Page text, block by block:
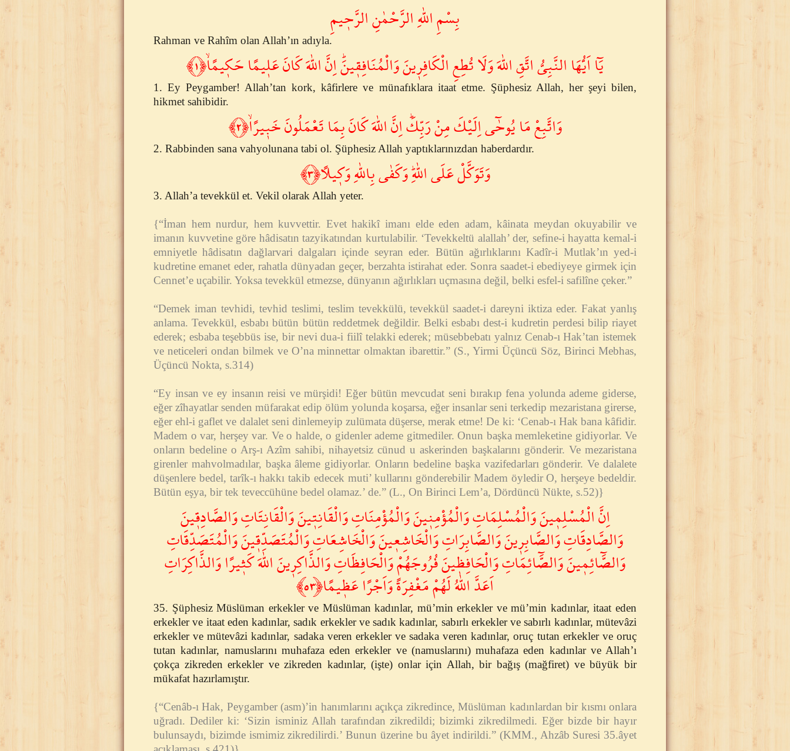
بِسْمِ اللّٰهِ الرَّحْمٰنِ الرَّح۪يمِ
Rahman ve Rahîm olan Allah’ın adıyla.
يَٓا اَيُّهَا النَّبِىُّ اتَّقِ اللّٰهَ وَلَا تُطِعِ الْكَافِر۪ينَ وَالْمُنَافِق۪ينَۜ اِنَّ اللّٰهَ كَانَ عَل۪يمًا حَك۪يمًاۙ﴿١﴾
1. Ey Peygamber! Allah’tan kork, kâfirlere ve münafıklara itaat etme. Şüphesiz Allah, her şeyi bilen,
hikmet sahibidir.
وَاتَّبِعْ مَا يُوحٰٓى اِلَيْكَ مِنْ رَبِّكَۜ اِنَّ اللّٰهَ كَانَ بِمَا تَعْمَلُونَ خَب۪يرًاۙ﴿٢﴾
2. Rabbinden sana vahyolunana tabi ol. Şüphesiz Allah yaptıklarınızdan haberdardır.
وَتَوَكَّلْ عَلَى اللّٰهِۜ وَكَفٰى بِاللّٰهِ وَك۪يلاً﴿٣﴾
3. Allah’a tevekkül et. Vekil olarak Allah yeter.
{“İman hem nurdur, hem kuvvettir. Evet hakikî imanı elde eden adam, kâinata meydan okuyabilir ve
imanın kuvvetine göre hâdisatın tazyikatından kurtulabilir. ‘Tevekkeltü alallah’ der, sefine-i hayatta kemal-i
emniyetle hâdisatın dağlarvari dalgaları içinde seyran eder. Bütün ağırlıklarını Kadîr-i Mutlak’ın yed-i
kudretine emanet eder, rahatla dünyadan geçer, berzahta istirahat eder. Sonra saadet-i ebediyeye girmek için
Cennet’e uçabilir. Yoksa tevekkül etmezse, dünyanın ağırlıkları uçmasına değil, belki esfel-i safilîne çeker.”
“Demek iman tevhidi, tevhid teslimi, teslim tevekkülü, tevekkül saadet-i dareyni iktiza eder. Fakat yanlış
anlama. Tevekkül, esbabı bütün bütün reddetmek değildir. Belki esbabı dest-i kudretin perdesi bilip riayet
ederek; esbaba teşebbüs ise, bir nevi dua-i fiilî telakki ederek; müsebbebatı yalnız Cenab-ı Hak’tan istemek
ve neticeleri ondan bilmek ve O’na minnettar olmaktan ibarettir.” (S., Yirmi Üçüncü Söz, Birinci Mebhas,
Üçüncü Nokta, s.314)
“Ey insan ve ey insanın reisi ve mürşidi! Eğer bütün mevcudat seni bırakıp fena yolunda ademe giderse,
eğer zîhayatlar senden müfarakat edip ölüm yolunda koşarsa, eğer insanlar seni terkedip mezaristana girerse,
eğer ehl-i gaflet ve dalalet seni dinlemeyip zulümata düşerse, merak etme! De ki: ‘Cenab-ı Hak bana kâfidir.
Madem o var, herşey var. Ve o halde, o gidenler ademe gitmediler. Onun başka memleketine gidiyorlar. Ve
onların bedeline o Arş-ı Azîm sahibi, nihayetsiz cünud u askerinden başkalarını gönderir. Ve mezaristana
girenler mahvolmadılar, başka âleme gidiyorlar. Onların bedeline başka vazifedarları gönderir. Ve dalalete
düşenlere bedel, tarîk-ı hakkı takib edecek muti’ kullarını gönderebilir Madem öyledir O, herşeye bedeldir.
Bütün eşya, bir tek teveccühüne bedel olamaz.’ de.” (L., On Birinci Lem’a, Dördüncü Nükte, s.52)}
اِنَّ الْمُسْلِم۪ينَ وَالْمُسْلِمَاتِ وَالْمُؤْمِن۪ينَ وَالْمُؤْمِنَاتِ وَالْقَانِت۪ينَ وَالْقَانِتَاتِ وَالصَّادِق۪ينَ
وَالصَّادِقَاتِ وَالصَّابِر۪ينَ وَالصَّابِرَاتِ وَالْخَاشِع۪ينَ وَالْخَاشِعَاتِ وَالْمُتَصَدِّق۪ينَ وَالْمُتَصَدِّقَاتِ
وَالصَّٓائِم۪ينَ وَالصَّٓائِمَاتِ وَالْحَافِظ۪ينَ فُرُوجَهُمْ وَالْحَافِظَاتِ وَالذَّاكِر۪ينَ اللّٰهَ كَث۪يرًا وَالذَّاكِرَاتِ
اَعَدَّ اللّٰهُ لَهُمْ مَغْفِرَةً وَاَجْرًا عَظ۪يمًا﴿٥٣﴾
35. Şüphesiz Müslüman erkekler ve Müslüman kadınlar, mü’min erkekler ve mü’min kadınlar, itaat eden
erkekler ve itaat eden kadınlar, sadık erkekler ve sadık kadınlar, sabırlı erkekler ve sabırlı kadınlar, mütevâzi
erkekler ve mütevâzi kadınlar, sadaka veren erkekler ve sadaka veren kadınlar, oruç tutan erkekler ve oruç
tutan kadınlar, namuslarını muhafaza eden erkekler ve (namuslarını) muhafaza eden kadınlar ve Allah’ı
çokça zikreden erkekler ve zikreden kadınlar, (işte) onlar için Allah, bir bağış (mağfiret) ve büyük bir
mükafat hazırlamıştır.
{“Cenâb-ı Hak, Peygamber (asm)’in hanımlarını açıkça zikredince, Müslüman kadınlardan bir kısmı onlara
uğradı. Dediler ki: ‘Sizin isminiz Allah tarafından zikredildi; bizimki zikredilmedi. Eğer bizde bir hayır
bulunsaydı, bizimde ismimiz zikredilirdi.’ Bunun üzerine bu âyet indirildi.” (KMM., Ahzâb Suresi 35.âyet